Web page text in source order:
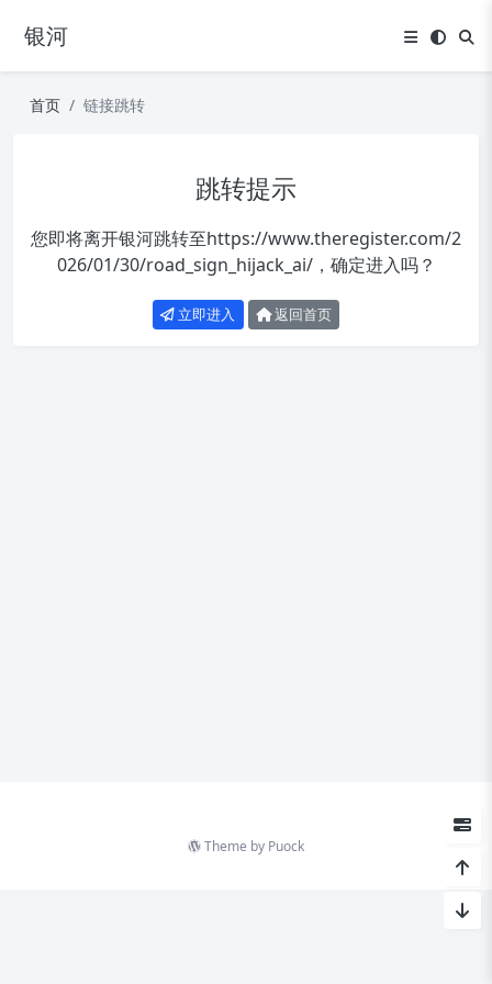
银河
首页 链接跳转
跳转提示
您即将离开银河跳转至https://www.theregister.com/2
026/01/30/road_sign_hijack_ai/，确定进入吗？
立即进入 返回首页
Theme by Puock